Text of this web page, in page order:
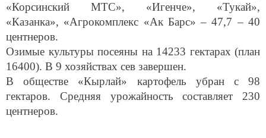
«Корсинский МТС», «Игенче», «Тукай»,
«Казанка», «Агрокомплекс «Ак Барс» – 47,7 – 40
центнеров.
Озимые культуры посеяны на 14233 гектарах (план
16400). В 9 хозяйствах сев завершен.
В обществе «Кырлай» картофель убран с 98
гектаров. Средняя урожайность составляет 230
центнеров.